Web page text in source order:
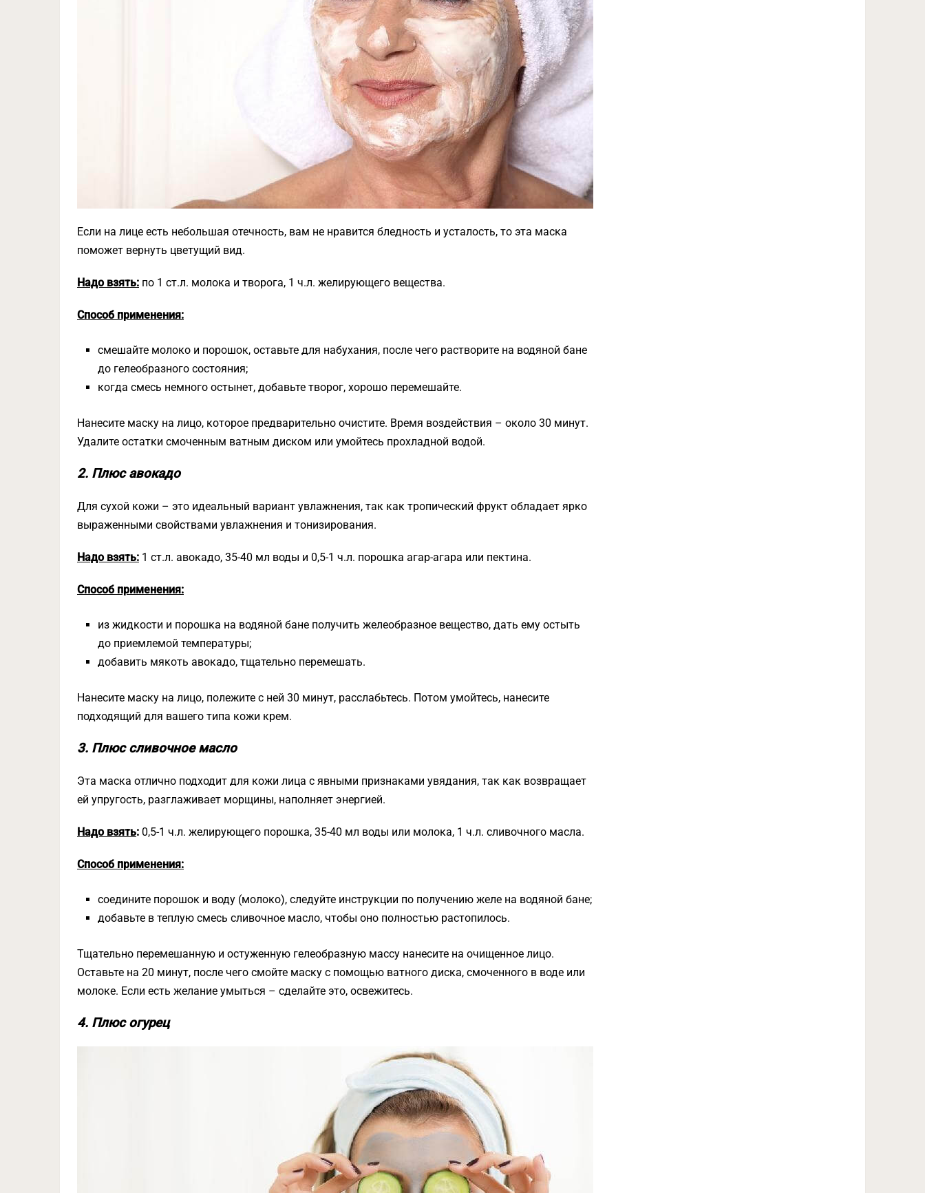
Если на лице есть небольшая отечность, вам не нравится бледность и усталость, то эта маска
поможет вернуть цветущий вид.
Надо взять: по 1 ст.л. молока и творога, 1 ч.л. желирующего вещества.
Способ применения:
смешайте молоко и порошок, оставьте для набухания, после чего растворите на водяной бане
до гелеобразного состояния;
когда смесь немного остынет, добавьте творог, хорошо перемешайте.
Нанесите маску на лицо, которое предварительно очистите. Время воздействия – около 30 минут.
Удалите остатки смоченным ватным диском или умойтесь прохладной водой.
2. Плюс авокадо
Для сухой кожи – это идеальный вариант увлажнения, так как тропический фрукт обладает ярко
выраженными свойствами увлажнения и тонизирования.
Надо взять: 1 ст.л. авокадо, 35-40 мл воды и 0,5-1 ч.л. порошка агар-агара или пектина.
Способ применения:
из жидкости и порошка на водяной бане получить желеобразное вещество, дать ему остыть
до приемлемой температуры;
добавить мякоть авокадо, тщательно перемешать.
Нанесите маску на лицо, полежите с ней 30 минут, расслабьтесь. Потом умойтесь, нанесите
подходящий для вашего типа кожи крем.
3. Плюс сливочное масло
Эта маска отлично подходит для кожи лица с явными признаками увядания, так как возвращает
ей упругость, разглаживает морщины, наполняет энергией.
Надо взять: 0,5-1 ч.л. желирующего порошка, 35-40 мл воды или молока, 1 ч.л. сливочного масла.
Способ применения:
соедините порошок и воду (молоко), следуйте инструкции по получению желе на водяной бане;
добавьте в теплую смесь сливочное масло, чтобы оно полностью растопилось.
Тщательно перемешанную и остуженную гелеобразную массу нанесите на очищенное лицо.
Оставьте на 20 минут, после чего смойте маску с помощью ватного диска, смоченного в воде или
молоке. Если есть желание умыться – сделайте это, освежитесь.
4. Плюс огурец